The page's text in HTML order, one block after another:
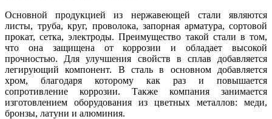
Основной продукцией из нержавеющей стали являются
листы, труба, круг, проволока, запорная арматура, сортовой
прокат, сетка, электроды. Преимущество такой стали в том,
что она защищена от коррозии и обладает высокой
прочностью. Для улучшения свойств в сплав добавляется
легирующий компонент. В сталь в основном добавляется
хром, благодаря которому как раз и повышается
сопротивление коррозии. Также компания занимается
изготовлением оборудования из цветных металлов: меди,
бронзы, латуни и алюминия.